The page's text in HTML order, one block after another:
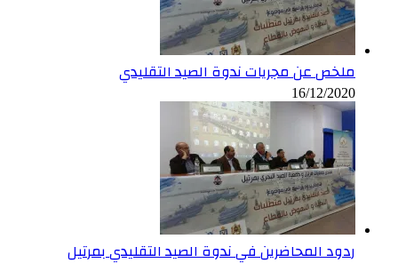
ملخص عن مجريات ندوة الصيد التقليدي
16/12/2020
ردود المحاضرين في ندوة الصيد التقليدي بمرتيل